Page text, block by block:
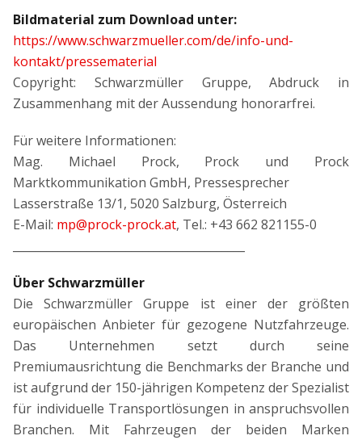
Bildmaterial zum Download unter:
https://www.schwarzmueller.com/de/info-und-
kontakt/pressematerial
Copyright: Schwarzmüller Gruppe, Abdruck in
Zusammenhang mit der Aussendung honorarfrei.
Für weitere Informationen:
Mag. Michael Prock, Prock und Prock
Marktkommunikation GmbH, Pressesprecher
Lasserstraße 13/1, 5020 Salzburg, Österreich
E-Mail: mp@prock-prock.at, Tel.: +43 662 821155-0
Über Schwarzmüller
Die Schwarzmüller Gruppe ist einer der größten
europäischen Anbieter für gezogene Nutzfahrzeuge.
Das Unternehmen setzt durch seine
Premiumausrichtung die Benchmarks der Branche und
ist aufgrund der 150-jährigen Kompetenz der Spezialist
für individuelle Transportlösungen in anspruchsvollen
Branchen. Mit Fahrzeugen der beiden Marken